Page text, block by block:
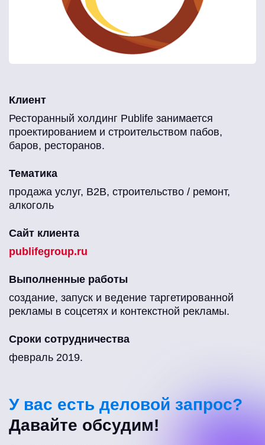
Клиент
Ресторанный холдинг Publife занимается
проектированием и строительством пабов,
баров, ресторанов.
Тематика
продажа услуг, B2B, строительство / ремонт,
алкоголь
Сайт клиента
publifegroup.ru
Выполненные работы
создание, запуск и ведение таргетированной
рекламы в соцсетях и контекстной рекламы.
Сроки сотрудничества
февраль 2019.
У вас есть деловой запрос?
Давайте обсудим!